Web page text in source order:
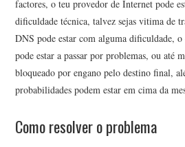
factores, o teu provedor de Internet pode
dificuldade técnica, talvez sejas vitima de
DNS pode estar com alguma dificuldade,
pode estar a passar por problemas, ou até
bloqueado por engano pelo destino final,
probabilidades podem estar em cima da
Como resolver o problema